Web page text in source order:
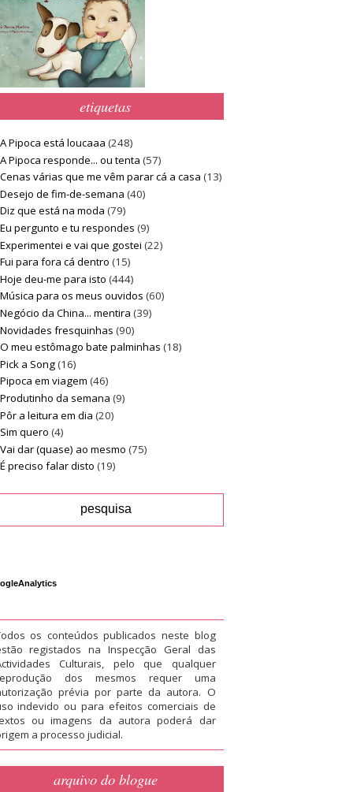
etiquetas
A Pipoca está loucaaa (248)
A Pipoca responde... ou tenta (57)
Cenas várias que me vêm parar cá a casa (13)
Desejo de fim-de-semana (40)
Diz que está na moda (79)
Eu pergunto e tu respondes (9)
Experimentei e vai que gostei (22)
Fui para fora cá dentro (15)
Hoje deu-me para isto (444)
Música para os meus ouvidos (60)
Negócio da China... mentira (39)
Novidades fresquinhas (90)
O meu estômago bate palminhas (18)
Pick a Song(16)
Pipoca em viagem (46)
Produtinho da semana (9)
Pôr a leitura em dia (20)
Sim quero (4)
Vai dar (quase) ao mesmo (75)
É preciso falar disto (19)
os conteúdos publicados neste blog
registados na Inspecção Geral das
Culturais, pelo que qualquer
dos mesmos requer uma
prévia por parte da autora. O
indevido ou para efeitos comerciais de
ou imagens da autora poderá dar
a processo judicial.
arquivo do blogue